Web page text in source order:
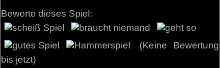
Bewerte dieses Spiel:
(Keine Bewertung
bis jetzt)